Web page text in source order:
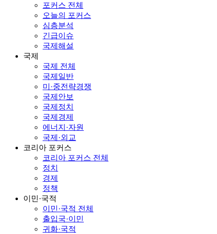
포커스 전체
오늘의 포커스
심층분석
긴급이슈
국제해설
국제
국제 전체
국제일반
미·중전략경쟁
국제안보
국제정치
국제경제
에너지·자원
국제·외교
코리아 포커스
코리아 포커스 전체
정치
경제
정책
이민·국적
이민·국적 전체
출입국·이민
귀화·국적